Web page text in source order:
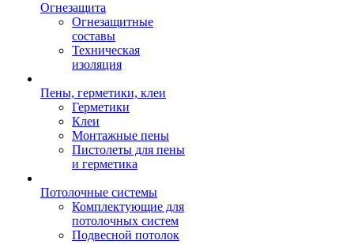
Огнезащита
Огнезащитные
составы
Техническая
изоляция
Пены, герметики, клеи
Герметики
Клеи
Монтажные пены
Пистолеты для пены
и герметика
Потолочные системы
Комплектующие для
потолочных систем
Подвесной потолок